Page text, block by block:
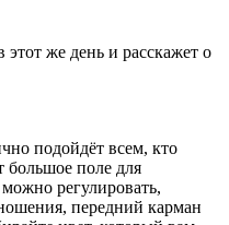
же день и расскажет о
подойдёт всем, кто
поле для
регулировать,
передний карман